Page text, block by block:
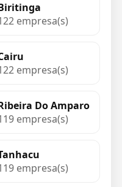
empresa(s)
empresa(s)
Do Amparo
empresa(s)
empresa(s)